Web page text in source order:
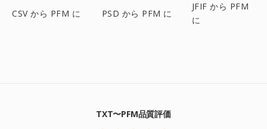
CSV から PFM に PSD から PFM に
JFIF から PFM
に
TXT〜PFM品質評価